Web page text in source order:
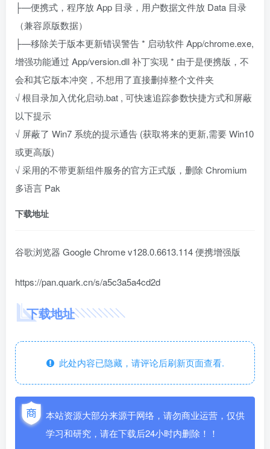
├—便携式，程序放 App 目录，用户数据文件放 Data 目录
（兼容原版数据）
├—移除关于版本更新错误警告 * 启动软件 App/chrome.exe,
增强功能通过 App/version.dll 补丁实现 * 由于是便携版，不
会和其它版本冲突，不想用了直接删掉整个文件夹
√ 根目录加入优化启动.bat , 可快速追踪参数快捷方式和屏蔽
以下提示
√ 屏蔽了 Win7 系统的提示通告 (获取将来的更新,需要 Win10
或更高版)
√ 采用的不带更新组件服务的官方正式版，删除 Chromium
多语言 Pak
下载地址
谷歌浏览器 Google Chrome v128.0.6613.114 便携增强版
https://pan.quark.cn/s/a5c3a5a4cd2d
下载地址
此处内容已隐藏，请评论后刷新页面查看.
本站资源大部分来源于网络，请勿商业运营，仅供
学习和研究，请在下载后24小时内删除！！